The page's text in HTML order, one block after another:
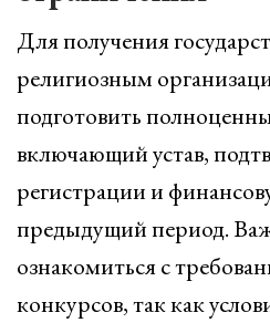
Для получения
религиозным
подготовить
включающий устав,
регистрации и
предыдущий период.
ознакомиться с
конкурсов, так как